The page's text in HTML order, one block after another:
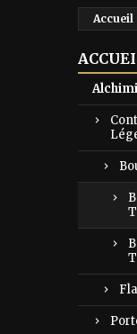
Accueil